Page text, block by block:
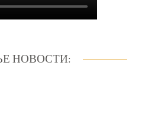
НОВОСТИ: